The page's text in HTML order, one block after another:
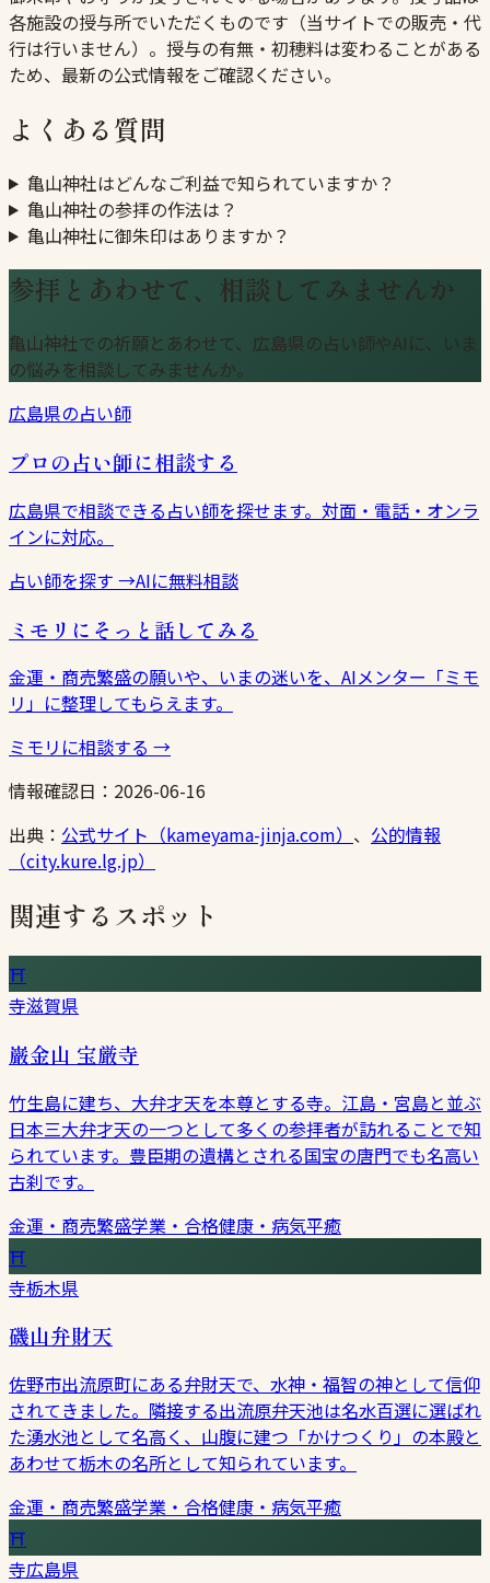
各施設の授与所でいただくものです（当サイトでの販売・代
行は行いません）。授与の有無・初穂料は変わることがある
ため、最新の公式情報をご確認ください。
よくある質問
亀山神社はどんなご利益で知られていますか？
亀山神社の参拝の作法は？
亀山神社に御朱印はありますか？
参拝とあわせて、相談してみませんか
亀山神社での祈願とあわせて、広島県の占い師やAIに、いま
の悩みを相談してみませんか。
広島県の占い師
プロの占い師に相談する
広島県で相談できる占い師を探せます。対面・電話・オンラ
インに対応。
占い師を探す →AIに無料相談
ミモリにそっと話してみる
金運・商売繁盛の願いや、いまの迷いを、AIメンター「ミモ
リ」に整理してもらえます。
ミモリに相談する →
情報確認日： 2026-06-16
出典： 公式サイト（kameyama-jinja.com） 、 公的情報
（city.kure.lg.jp）
関連するスポット
⛩
寺滋賀県
巌金山 宝厳寺
竹生島に建ち、大弁才天を本尊とする寺。江島・宮島と並ぶ
日本三大弁才天の一つとして多くの参拝者が訪れることで知
られています。豊臣期の遺構とされる国宝の唐門でも名高い
古刹です。
金運・商売繁盛学業・合格健康・病気平癒
⛩
寺栃木県
磯山弁財天
佐野市出流原町にある弁財天で、水神・福智の神として信仰
されてきました。隣接する出流原弁天池は名水百選に選ばれ
た湧水池として名高く、山腹に建つ「かけつくり」の本殿と
あわせて栃木の名所として知られています。
金運・商売繁盛学業・合格健康・病気平癒
⛩
寺広島県